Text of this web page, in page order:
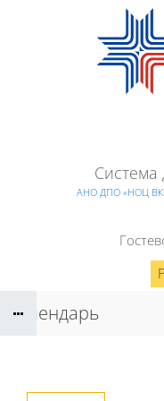
Перейти к основному
Система
АНО ДПО «НОЦ
Календарь